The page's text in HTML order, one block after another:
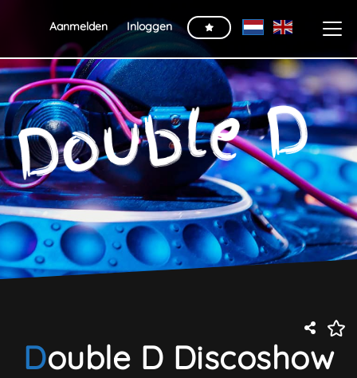
Aanmelden Inloggen
Double D Discoshow